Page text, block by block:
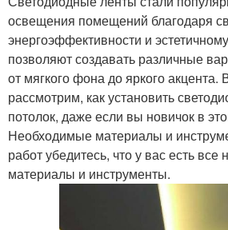
освещения помещений благодаря
энергоэффективности и
позволяют создавать различные
от мягкого фона до яркого акцента.
рассмотрим, как установить
потолок, даже если вы новичок в
Необходимые материалы и
работ убедитесь, что у вас есть
материалы и инструменты.